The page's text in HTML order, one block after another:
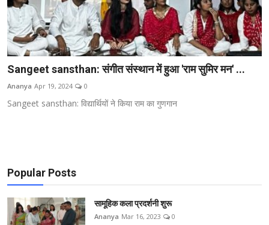
राजनीति
मनोरंजन
शिक्षा
राजस्थान
Sangeet sansthan: संगीत संस्थान में हुआ 'राम सुमिर मन' ...
Ananya Apr 19, 2024 0
Sangeet sansthan: विद्यार्थियों ने किया राम का गुणगान
Popular Posts
सामूहिक कला प्रदर्शनी शुरू
Ananya Mar 16, 2023 0